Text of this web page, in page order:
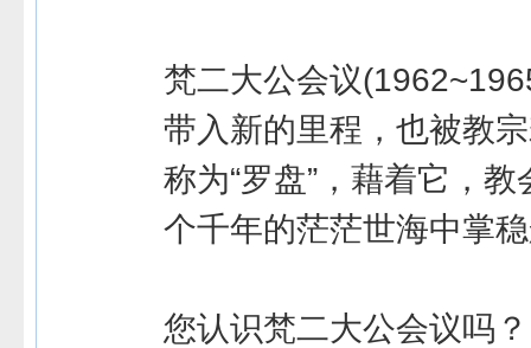
梵二大公会议
带入新的里程，也被教
称为“罗盘”，藉着它，教
个千年的茫茫世海中掌
您认识梵二大公会议吗？